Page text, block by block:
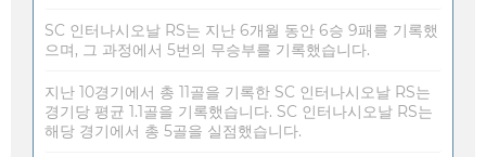
SC 인터나시오날 RS는 지난 6개월 동안 6승 9패를 기록했
으며, 그 과정에서 5번의 무승부를 기록했습니다.
지난 10경기에서 총 11골을 기록한 SC 인터나시오날 RS는
경기당 평균 1.1골을 기록했습니다. SC 인터나시오날 RS는
해당 경기에서 총 5골을 실점했습니다.